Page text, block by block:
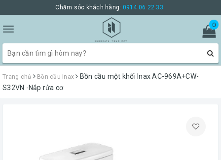
Chăm sóc khách hàng: 0914 06 22 33
Toggle
navigation
0
Trang chủ Bồn cầu Inax
Bồn cầu một khối Inax AC-969A+CW-
S32VN -Nắp rửa cơ